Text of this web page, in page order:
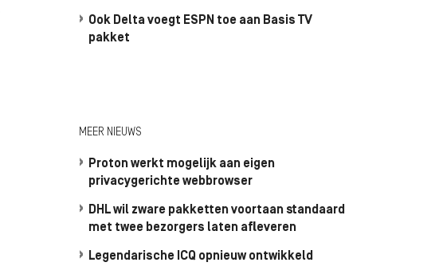
Ook Delta voegt ESPN toe aan Basis TV
pakket
MEER NIEUWS
Proton werkt mogelijk aan eigen
privacygerichte webbrowser
DHL wil zware pakketten voortaan standaard
met twee bezorgers laten afleveren
Legendarische ICQ opnieuw ontwikkeld